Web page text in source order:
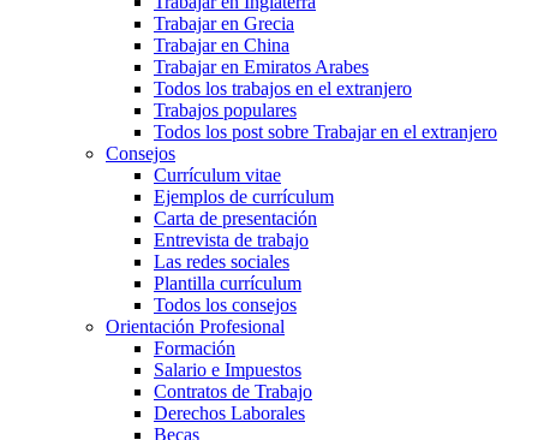
Trabajar en Grecia
Trabajar en China
Trabajar en Emiratos Arabes
Todos los trabajos en el extranjero
Trabajos populares
Todos los post sobre Trabajar en el extranjero
Consejos
Currículum vitae
Ejemplos de currículum
Carta de presentación
Entrevista de trabajo
Las redes sociales
Plantilla currículum
Todos los consejos
Orientación Profesional
Formación
Salario e Impuestos
Contratos de Trabajo
Derechos Laborales
Becas